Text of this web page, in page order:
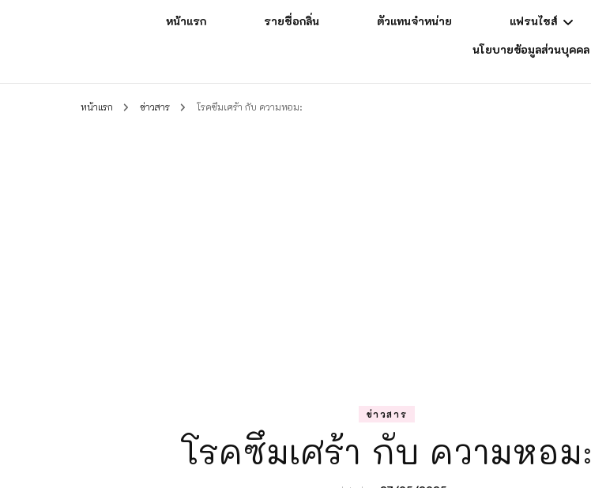
หน้าแรก รายชื่อกลิ่น ตัวแทนจำหน่าย แฟรนไชส์
นโยบายข้อมูลส่วนบุคคล
หน้าแรก ข่าวสาร โรคซึมเศร้า กับ ความหอม:
ข่าวสาร
โรคซึมเศร้า กับ ความหอม: